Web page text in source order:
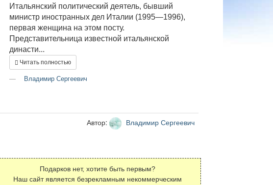
Итальянский политический деятель, бывший
министр иностранных дел Италии (1995—1996),
первая женщина на этом посту.
Представительница известной итальянской
династи...
Читать полностью
Владимир Сергеевич
Автор: Владимир Сергеевич
Подарков нет, хотите быть первым?
Наш сайт является безрекламным некоммерческим